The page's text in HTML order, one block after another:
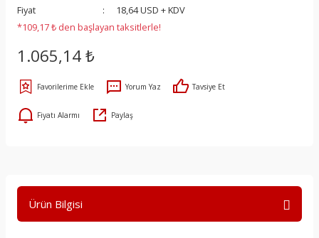
Fiyat
18,64 USD + KDV
*109,17 ₺ den başlayan taksitlerle!
1.065,14 ₺
Yorum Yaz Tavsiye Et
Fiyatı Alarmı Paylaş
Ürün Bilgisi